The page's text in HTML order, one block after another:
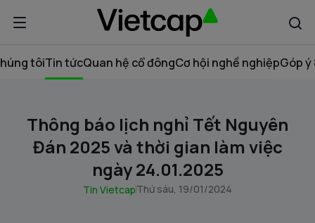
tôiTin tứcQuan hệ cổ đôngCơ hội nghề nghiệpGóp ý
Thông báo lịch nghỉ Tết Nguyên
Đán 2025 và thời gian làm việc
ngày 24.01.2025
Tin VietcapThứ sáu, 19/01/2024